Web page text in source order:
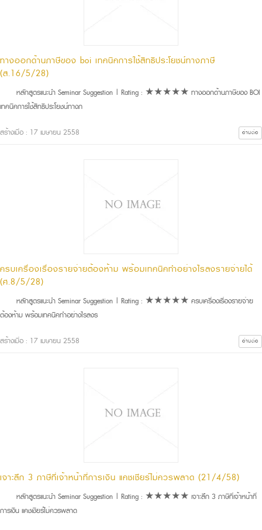
ทางออกด้านภาษีของ boi เทคนิคการใช้สิทธิประโยชน์ทางภาษี
(ส.16/5/28)
หลักสูตรแนะนำ Seminar Suggestion | Rating : ★★★★★ ทางออกด้านภาษีของ BOI
เทคนิคการใช้สิทธิประโยชน์ทางภ
สร้างเมื่อ : 17 เมษายน 2558 อ่านต่อ
ครบเครื่องเรื่องรายจ่ายต้องห้าม พร้อมเทคนิคทำอย่างไรลงรายจ่ายได้
(ศ.8/5/28)
หลักสูตรแนะนำ Seminar Suggestion | Rating : ★★★★★ ครบเครื่องเรื่องรายจ่าย
ต้องห้าม พร้อมเทคนิคทำอย่างไรลงร
สร้างเมื่อ : 17 เมษายน 2558 อ่านต่อ
เจาะลึก 3 ภาษีที่เจ้าหน้าที่การเงิน แคชเชียร์ไม่ควรพลาด (21/4/58)
หลักสูตรแนะนำ Seminar Suggestion | Rating : ★★★★★ เจาะลึก 3 ภาษีที่เจ้าหน้าที่
การเงิน แคชเชียร์ไม่ควรพลาด